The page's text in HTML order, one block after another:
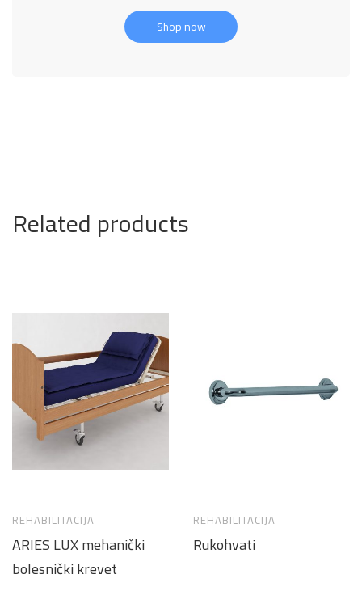
Shop now
Related products
REHABILITACIJA
ARIES LUX mehanički
bolesnički krevet
REHABILITACIJA
Rukohvati